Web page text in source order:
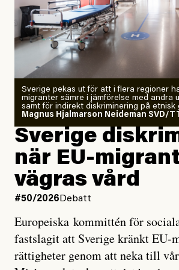
Årets El Niño kan bli
starkaste som
Zeke Hausfather är chockad igen
analyserat hur de olika
läget för hur den begynnande El
utveckla sig. El Niño är ett
väderfenomen som uppstår när
Stilla havet blir ovanligt varmt. Det
över stora delar av världen och under
forskare allt oftare varnat för att den
Det verkar vara en underdrift, menar
Hausfather.
Sverige pekas ut för att i flera regioner
migranter sämre i jämförelse med andra
samt för indirekt diskriminering på etnisk
Magnus Hjalmarson Neideman SVD/TT
Sverige
när EU-
vägras vård
#50/2026 Debatt
Europeiska kommittén för
fastslagit att Sverige kränkt EU-
rättigheter genom att neka till